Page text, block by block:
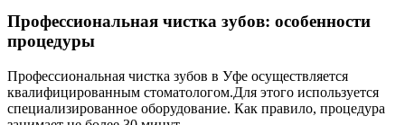
Профессиональная чистка зубов: особенности
процедуры
Профессиональная чистка зубов в Уфе осуществляется
квалифицированным стоматологом.Для этого используется
специализированное оборудование. Как правило, процедура